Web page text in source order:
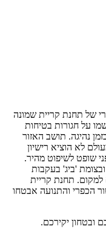
של תחנת קריית שמונה
תנועה. 20 דוחות נרשמו על חגורות בטיחות
בזמן נהיגה. תושב האזור
כשמעולם לא הוציא רישיון
שופט לשיפוט מהיר.
'ביג' בעקבות
למקום. תחנת קריית
הכפרי והתנועה אבטחו
ובטחון יקירכם.